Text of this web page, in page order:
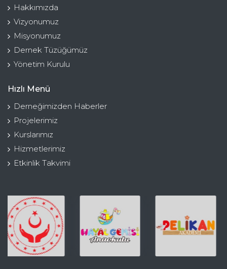
Hakkımızda
Vizyonumuz
Misyonumuz
Dernek Tüzüğümüz
Yönetim Kurulu
Hızlı Menü
Derneğimizden Haberler
Projelerimiz
Kurslarımız
Hizmetlerimiz
Etkinlik Takvimi